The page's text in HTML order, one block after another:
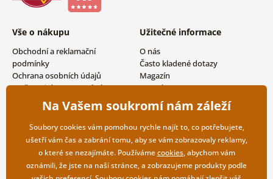
Vše o nákupu
Obchodní a reklamační
podmínky
Ochrana osobních údajů
Možnosti dopravy a platby
Vrácení zboží
Užitečné informace
O nás
Často kladené dotazy
Magazín
Kontakty
Velkoobchodní spolupráce
Na Vašem soukromí nám záleží
Soubory cookies vám pomohou rychle najít to, co potřebujete,
ušetří vám čas a zabrání tomu, aby se vám zobrazovaly reklamy,
o které se nezajímáte. Používámecookies, abychom vám
oznámili, že jste na naší stránce, a zobrazujeme produkty podle